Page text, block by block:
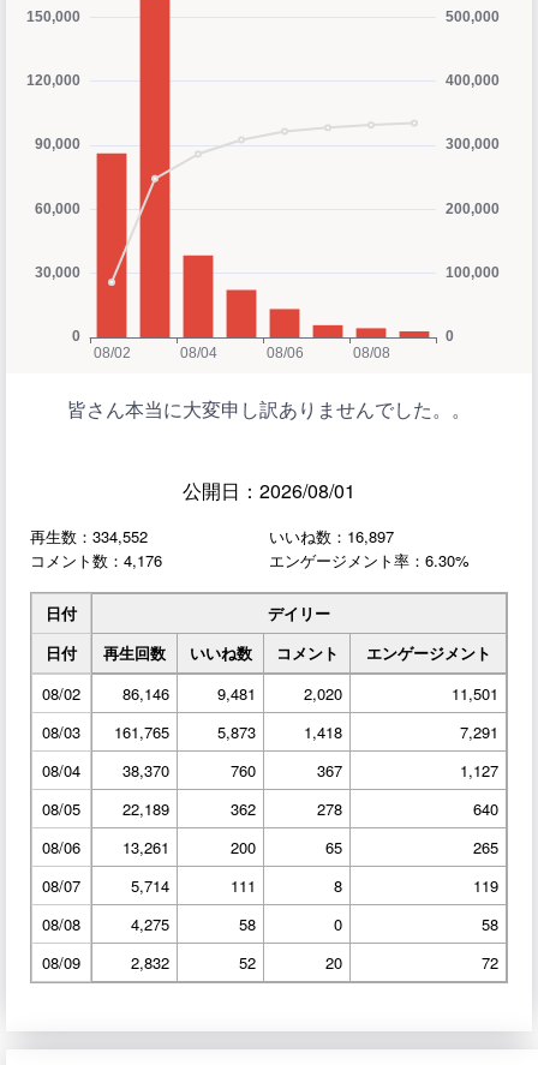
皆さん本当に大変申し訳ありませんでした。。
公開日：2026/08/01
再生数：334,552
いいね数：16,897
コメント数：4,176
エンゲージメント率：6.30%
日付
デイリー
日付
再生回数 いいね数 コメント
エンゲージメント
08/02
86,146 9,481 2,020
11,501
08/03
161,765 5,873 1,418
7,291
08/04
38,370 760 367
1,127
08/05
22,189 362 278
640
08/06
13,261 200 65
265
08/07
5,714 111 8
119
08/08
4,275 58 0
58
08/09
2,832 52 20 72